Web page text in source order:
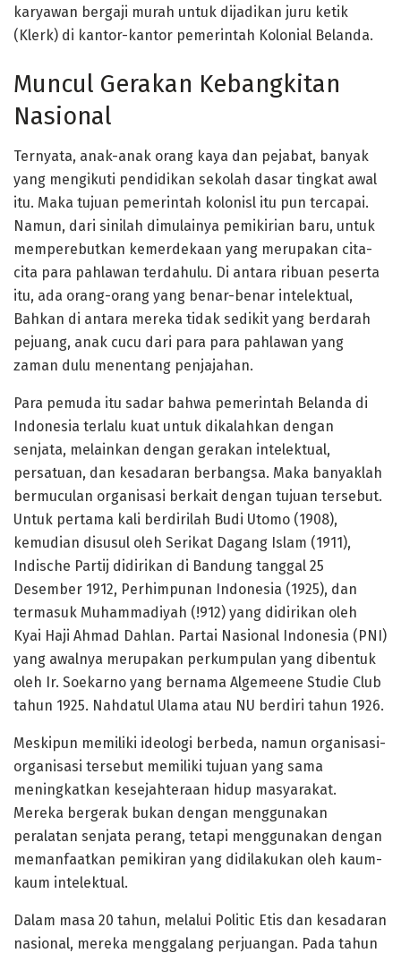
karyawan bergaji murah untuk dijadikan juru ketik
(Klerk) di kantor-kantor pemerintah Kolonial Belanda.
Muncul Gerakan Kebangkitan
Nasional
Ternyata, anak-anak orang kaya dan pejabat, banyak
yang mengikuti pendidikan sekolah dasar tingkat awal
itu. Maka tujuan pemerintah kolonisl itu pun tercapai.
Namun, dari sinilah dimulainya pemikirian baru, untuk
memperebutkan kemerdekaan yang merupakan cita-
cita para pahlawan terdahulu. Di antara ribuan peserta
itu, ada orang-orang yang benar-benar intelektual,
Bahkan di antara mereka tidak sedikit yang berdarah
pejuang, anak cucu dari para para pahlawan yang
zaman dulu menentang penjajahan.
Para pemuda itu sadar bahwa pemerintah Belanda di
Indonesia terlalu kuat untuk dikalahkan dengan
senjata, melainkan dengan gerakan intelektual,
persatuan, dan kesadaran berbangsa. Maka banyaklah
bermuculan organisasi berkait dengan tujuan tersebut.
Untuk pertama kali berdirilah Budi Utomo (1908),
kemudian disusul oleh Serikat Dagang Islam (1911),
Indische Partij didirikan di Bandung tanggal 25
Desember 1912, Perhimpunan Indonesia (1925), dan
termasuk Muhammadiyah (!912) yang didirikan oleh
Kyai Haji Ahmad Dahlan. Partai Nasional Indonesia (PNI)
yang awalnya merupakan perkumpulan yang dibentuk
oleh Ir. Soekarno yang bernama Algemeene Studie Club
tahun 1925. Nahdatul Ulama atau NU berdiri tahun 1926.
Meskipun memiliki ideologi berbeda, namun organisasi-
organisasi tersebut memiliki tujuan yang sama
meningkatkan kesejahteraan hidup masyarakat.
Mereka bergerak bukan dengan menggunakan
peralatan senjata perang, tetapi menggunakan dengan
memanfaatkan pemikiran yang didilakukan oleh kaum-
kaum intelektual.
Dalam masa 20 tahun, melalui Politic Etis dan kesadaran
nasional, mereka menggalang perjuangan. Pada tahun